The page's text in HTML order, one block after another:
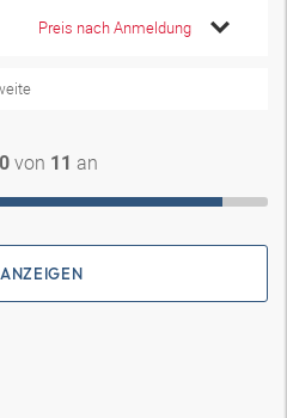
Preis nach Anmeldung
von 11 an